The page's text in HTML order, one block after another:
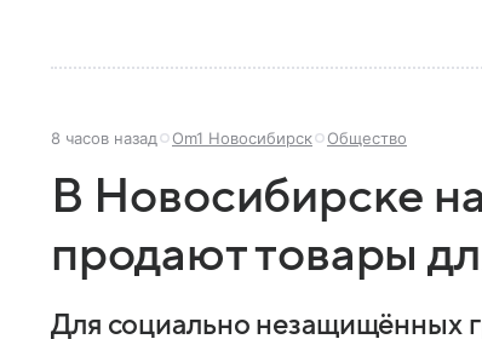
8 часов назад Om1 Новосибирск Общество
В Новосибирске
продают товары
Для социально незащищённых